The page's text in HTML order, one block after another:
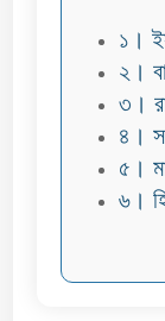
১।
২।
৩।
৪।
৫।
৬।